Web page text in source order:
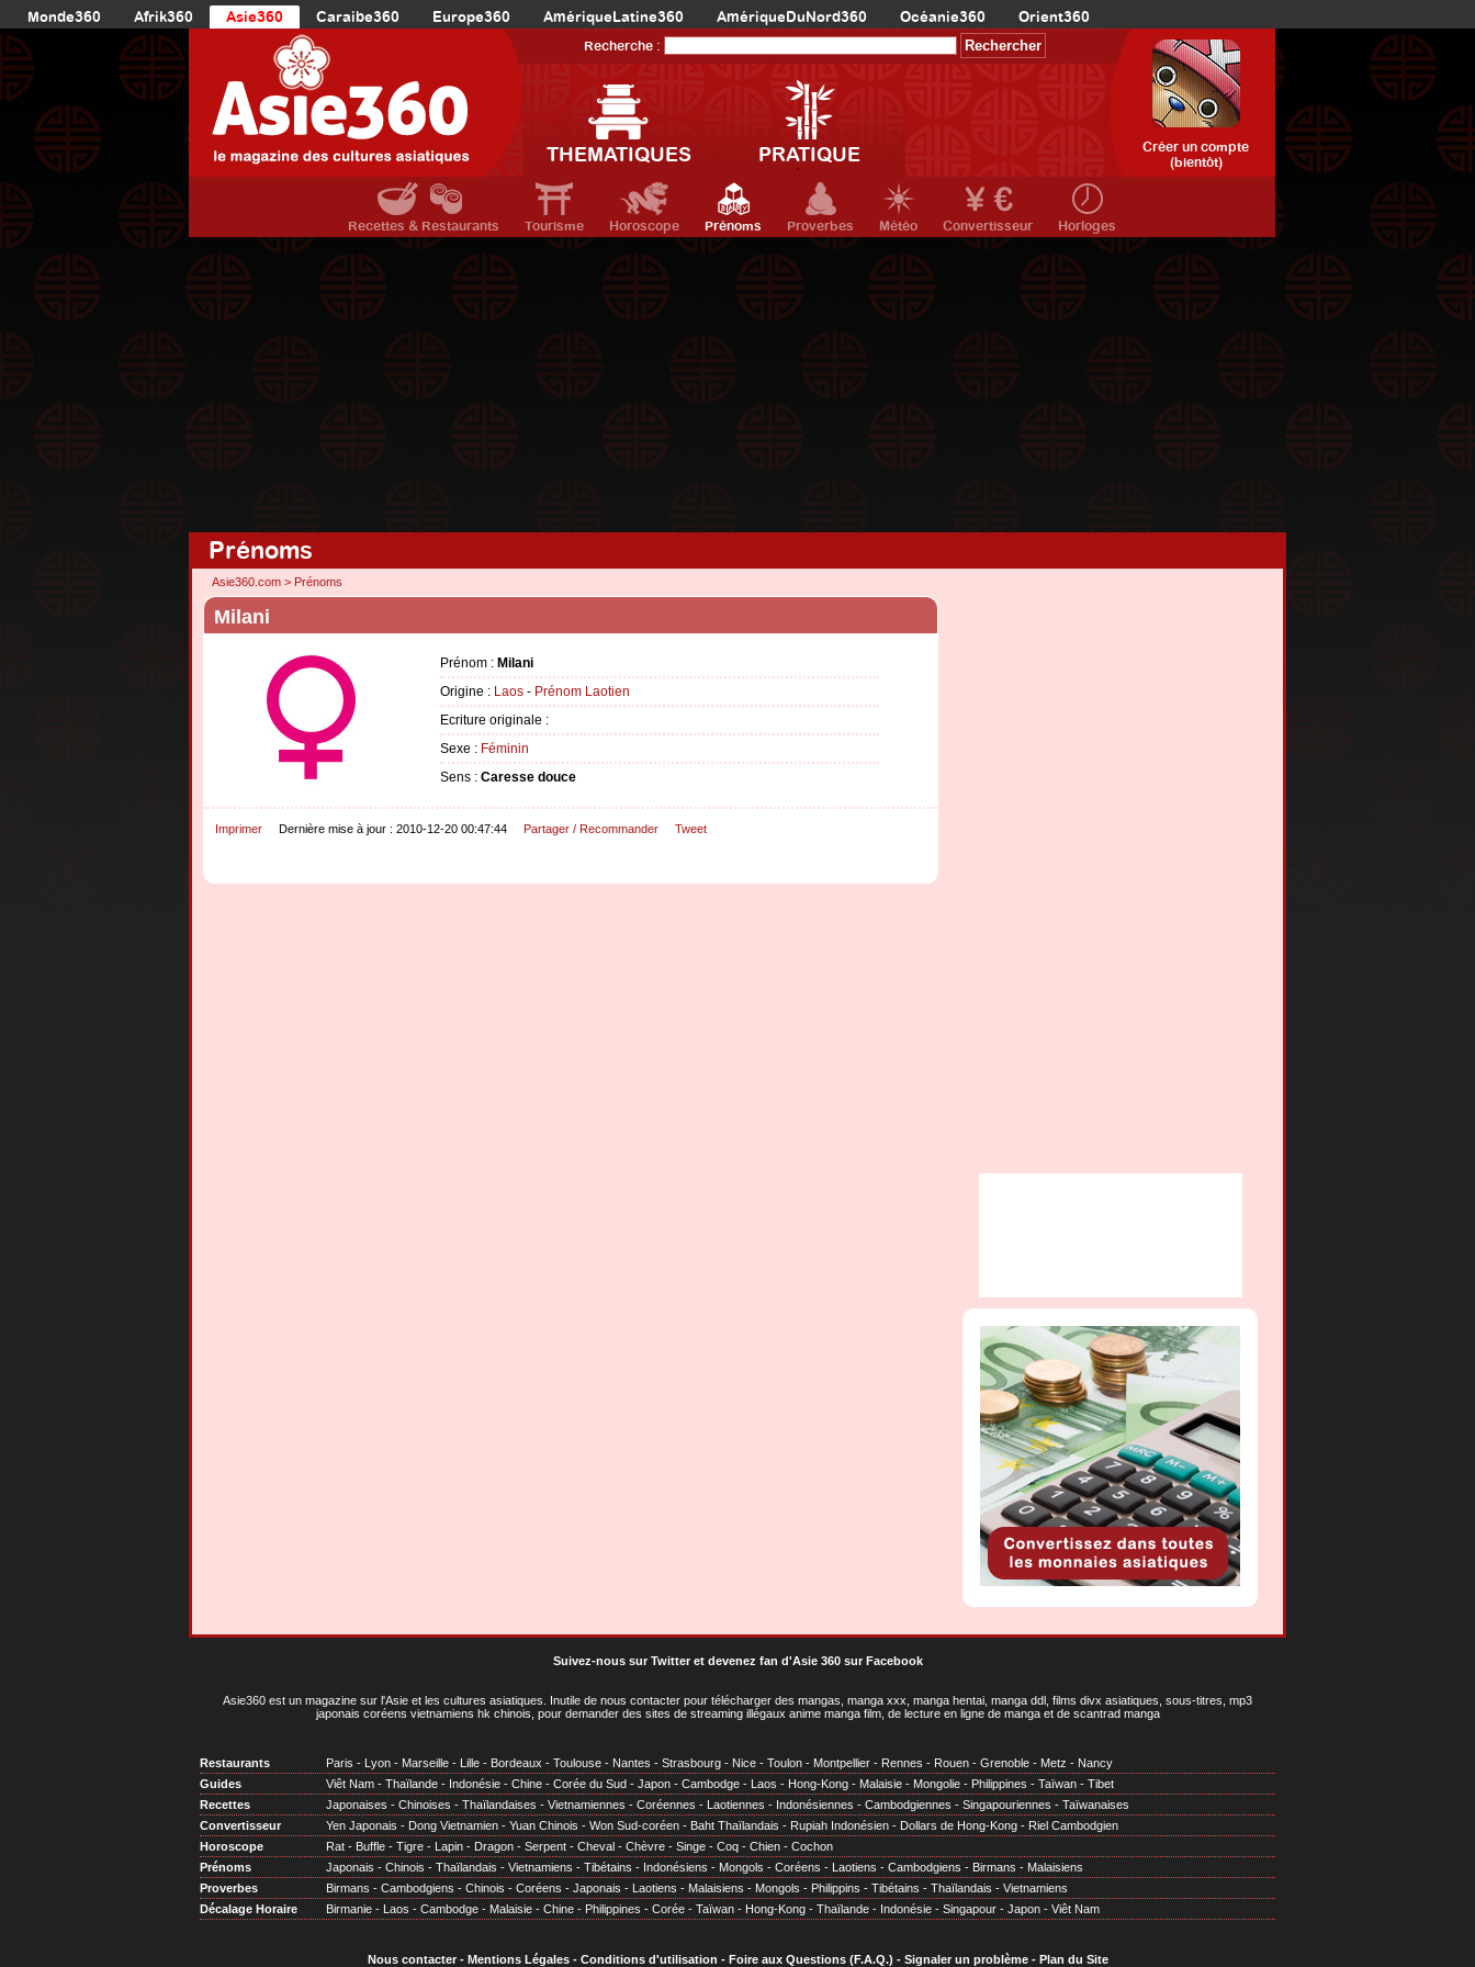
Monde360 Afrik360 Asie360 Caraibe360 Europe360 AmériqueLatine360 AmériqueDuNord360 Océanie360 Orient360
Recherche :
THEMATIQUES PRATIQUE
Créer un compte
(bientôt)
Recettes & Restaurants Tourisme Horoscope Prénoms Proverbes Météo Convertisseur Horloges
Prénoms
Asie360.com > Prénoms
Milani
Prénom : Milani
Origine : Laos - Prénom Laotien
Ecriture originale :
Sexe : Féminin
Sens : Caresse douce
Imprimer Dernière mise à jour : 2010-12-20 00:47:44 Partager / Recommander Tweet
Suivez-nous sur Twitteret devenez fan d'Asie 360 sur Facebook
Asie360 est un magazine sur l'Asie et les cultures asiatiques . Inutile de nous contacter pour télécharger des mangas, manga xxx, manga hentai, manga ddl, films divx asiatiques, sous-titres, mp3
japonais coréens vietnamiens hk chinois, pour demander des sites de streaming illégaux anime manga film, de lecture en ligne de manga et de scantrad manga
Restaurants Paris - Lyon - Marseille - Lille - Bordeaux - Toulouse - Nantes - Strasbourg - Nice - Toulon - Montpellier - Rennes - Rouen - Grenoble - Metz - Nancy
Guides
Viêt Nam - Thaïlande - Indonésie - Chine - Corée du Sud - Japon - Cambodge - Laos - Hong-Kong - Malaisie - Mongolie - Philippines - Taïwan - Tibet
Recettes
Japonaises - Chinoises - Thaïlandaises - Vietnamiennes - Coréennes - Laotiennes - Indonésiennes - Cambodgiennes - Singapouriennes - Taïwanaises
Convertisseur
Yen Japonais - Dong Vietnamien - Yuan Chinois - Won Sud-coréen - Baht Thaïlandais - Rupiah Indonésien - Dollars de Hong-Kong - Riel Cambodgien
Horoscope
Rat - Buffle - Tigre - Lapin - Dragon - Serpent - Cheval - Chèvre - Singe - Coq - Chien - Cochon
Prénoms
Japonais - Chinois - Thaïlandais - Vietnamiens - Tibétains - Indonésiens - Mongols - Coréens - Laotiens - Cambodgiens - Birmans - Malaisiens
Proverbes
Birmans - Cambodgiens - Chinois - Coréens - Japonais - Laotiens - Malaisiens - Mongols - Philippins - Tibétains - Thaïlandais - Vietnamiens
Décalage Horaire
Birmanie - Laos - Cambodge - Malaisie - Chine - Philippines - Corée - Taïwan - Hong-Kong - Thaïlande - Indonésie - Singapour - Japon - Viêt Nam
Nous contacter- Mentions Légales- Conditions d'utilisation - Foire aux Questions (F.A.Q.) - Signaler un problème- Plan du Site